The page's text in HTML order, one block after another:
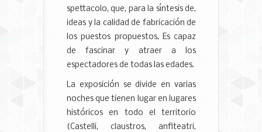
spettacolo, que, para la síntesis de,
ideas y la calidad de fabricación de
los puestos propuestos, Es capaz
de fascinar y atraer a los
espectadores de todas las edades.
La exposición se divide en varias
noches que tienen lugar en lugares
históricos en todo el territorio
(Castelli, claustros, anfiteatri,